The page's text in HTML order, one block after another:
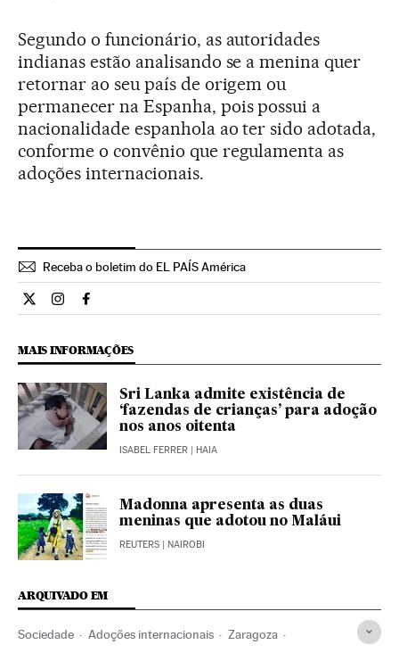
Segundo o funcionário, as autoridades
indianas estão analisando se a menina quer
retornar ao seu país de origem ou
permanecer na Espanha, pois possui a
nacionalidade espanhola ao ter sido adotada,
conforme o convênio que regulamenta as
adoções internacionais.
Receba o boletim do EL PAÍS América
Internacional El País Brasil en Twitter
Internacional El País Brasil en Instagram
Internacional El País Brasil en Facebook
MAIS INFORMAÇÕES
Sri Lanka admite existência de
‘fazendas de crianças’ para adoção
nos anos oitenta
ISABEL FERRER | HAIA
Madonna apresenta as duas
meninas que adotou no Maláui
REUTERS | NAIROBI
ARQUIVADO EM
Sociedade Adoções internacionais Zaragoza